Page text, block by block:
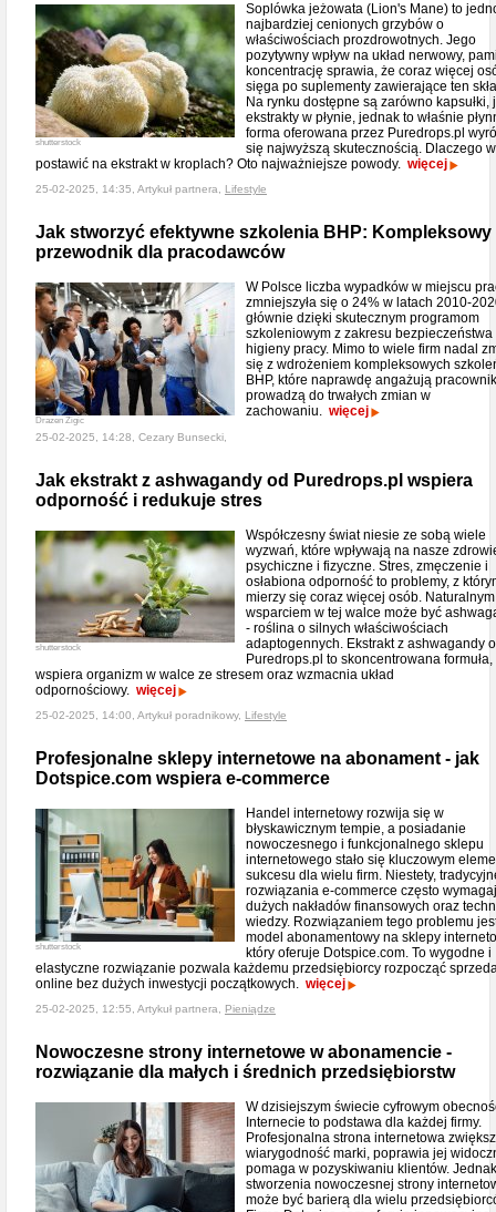
shutterstock
Soplówka jeżowata (Lion's Mane) to
najbardziej cenionych grzybów o
właściwościach prozdrowotnych. Jego
pozytywny wpływ na układ nerwowy,
koncentrację sprawia, że coraz więcej
sięga po suplementy zawierające ten
Na rynku dostępne są zarówno kapsułki,
ekstrakty w płynie, jednak to właśnie
forma oferowana przez Puredrops.pl
się najwyższą skutecznością. Dlaczego
postawić na ekstrakt w kroplach? Oto najważniejsze powody. więcej
25-02-2025, 14:35, Artykuł partnera, Lifestyle
Jak stworzyć efektywne szkolenia BHP: Kompleksowy
przewodnik dla pracodawców
Drazen Zigic
W Polsce liczba wypadków w miejscu
zmniejszyła się o 24% w latach 2010-
głównie dzięki skutecznym programom
szkoleniowym z zakresu bezpieczeństwa
higieny pracy. Mimo to wiele firm nadal
się z wdrożeniem kompleksowych
BHP, które naprawdę angażują
prowadzą do trwałych zmian w
zachowaniu. więcej
25-02-2025, 14:28, Cezary Bunsecki,
Jak ekstrakt z ashwagandy od Puredrops.pl wspiera
odporność i redukuje stres
shutterstock
Współczesny świat niesie ze sobą wiele
wyzwań, które wpływają na nasze
psychiczne i fizyczne. Stres, zmęczenie i
osłabiona odporność to problemy, z
mierzy się coraz więcej osób. Naturalnym
wsparciem w tej walce może być
- roślina o silnych właściwościach
adaptogennych. Ekstrakt z ashwagandy
Puredrops.pl to skoncentrowana formuła,
wspiera organizm w walce ze stresem oraz wzmacnia układ
odpornościowy. więcej
25-02-2025, 14:00, Artykuł poradnikowy, Lifestyle
Profesjonalne sklepy internetowe na abonament - jak
Dotspice.com wspiera e-commerce
shutterstock
Handel internetowy rozwija się w
błyskawicznym tempie, a posiadanie
nowoczesnego i funkcjonalnego sklepu
internetowego stało się kluczowym
sukcesu dla wielu firm. Niestety,
rozwiązania e-commerce często
dużych nakładów finansowych oraz
wiedzy. Rozwiązaniem tego problemu
model abonamentowy na sklepy
który oferuje Dotspice.com. To wygodne i
elastyczne rozwiązanie pozwala każdemu przedsiębiorcy rozpocząć
online bez dużych inwestycji początkowych. więcej
25-02-2025, 12:55, Artykuł partnera, Pieniądze
Nowoczesne strony internetowe w abonamencie -
rozwiązanie dla małych i średnich przedsiębiorstw
W dzisiejszym świecie cyfrowym
Internecie to podstawa dla każdej firmy.
Profesjonalna strona internetowa
wiarygodność marki, poprawia jej
pomaga w pozyskiwaniu klientów.
stworzenia nowoczesnej strony
może być barierą dla wielu